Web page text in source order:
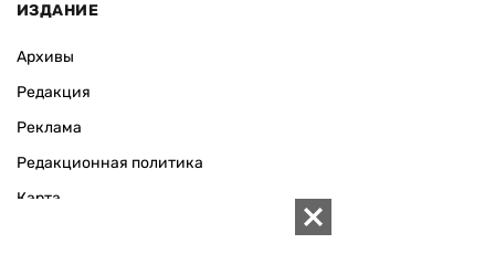
ИЗДАНИЕ
Архивы
Редакция
Реклама
Редакционная политика
Карта